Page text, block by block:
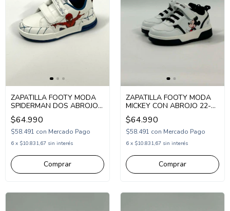
ZAPATILLA FOOTY MODA
SPIDERMAN DOS ABROJOS
26-32 BLANCO (SP2699/1)
$64.990
$58.491 con Mercado Pago
6 x $10.831,67 sin interés
Comprar
ZAPATILLA FOOTY MODA
MICKEY CON ABROJO 22-26
(MIC2232)
$64.990
$58.491 con Mercado Pago
6 x $10.831,67 sin interés
Comprar